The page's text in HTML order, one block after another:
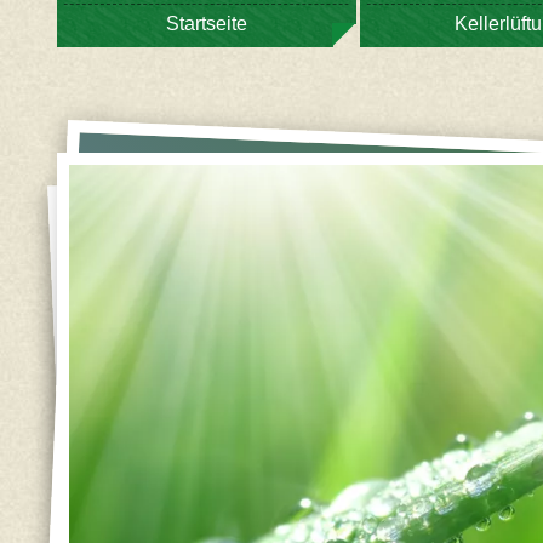
Startseite